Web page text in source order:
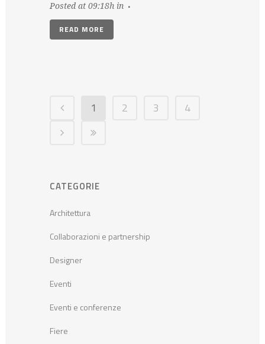
Posted at 09:18h in
READ MORE
1 2 3 4
CATEGORIE
Architettura
Collaborazioni e partnership
Designer
Eventi
Eventi e conferenze
Fiere